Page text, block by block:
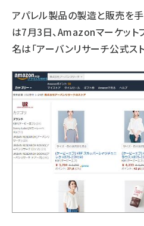
revico (744)
アパレル製品の製造と販売を
は7月3日、Amazonマーケット
名は「アーバンリサーチ公式スト